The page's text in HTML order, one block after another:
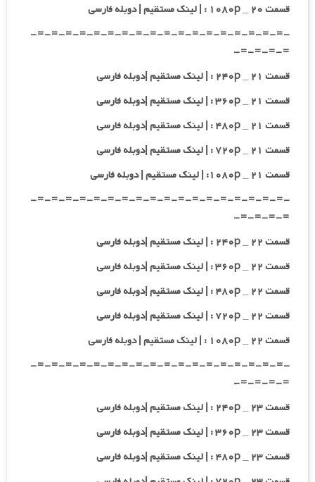
قسمت ۲۰ _ ۱۰۸۰p : | لینک مستقیم | دوبله فارسی
-=-=-=-=-=-=-=-=-=-=-=-=-=-=-=-=-=-=-
=-=-=-=-
قسمت ۲۱ _ ۲۴۰p : | لینک مستقیم |دوبله فارسی
قسمت ۲۱ _ ۳۶۰p : | لینک مستقیم |دوبله فارسی
قسمت ۲۱ _ ۴۸۰p : | لینک مستقیم |دوبله فارسی
قسمت ۲۱ _ ۷۲۰p : | لینک مستقیم |دوبله فارسی
قسمت ۲۱ _ ۱۰۸۰p: | لینک مستقیم | دوبله فارسی
-=-=-=-=-=-=-=-=-=-=-=-=-=-=-=-=-=-=-
=-=-=-=-
قسمت ۲۲ _ ۲۴۰p : | لینک مستقیم |دوبله فارسی
قسمت ۲۲ _ ۳۶۰p : | لینک مستقیم |دوبله فارسی
قسمت ۲۲ _ ۴۸۰p : | لینک مستقیم |دوبله فارسی
قسمت ۲۲ _ ۷۲۰p : | لینک مستقیم |دوبله فارسی
قسمت ۲۲ _ ۱۰۸۰p : | لینک مستقیم | دوبله فارسی
-=-=-=-=-=-=-=-=-=-=-=-=-=-=-=-=-=-=-
=-=-=-=-
قسمت ۲۳ _ ۲۴۰p : | لینک مستقیم |دوبله فارسی
قسمت ۲۳ _ ۳۶۰p : | لینک مستقیم |دوبله فارسی
قسمت ۲۳ _ ۴۸۰p : | لینک مستقیم |دوبله فارسی